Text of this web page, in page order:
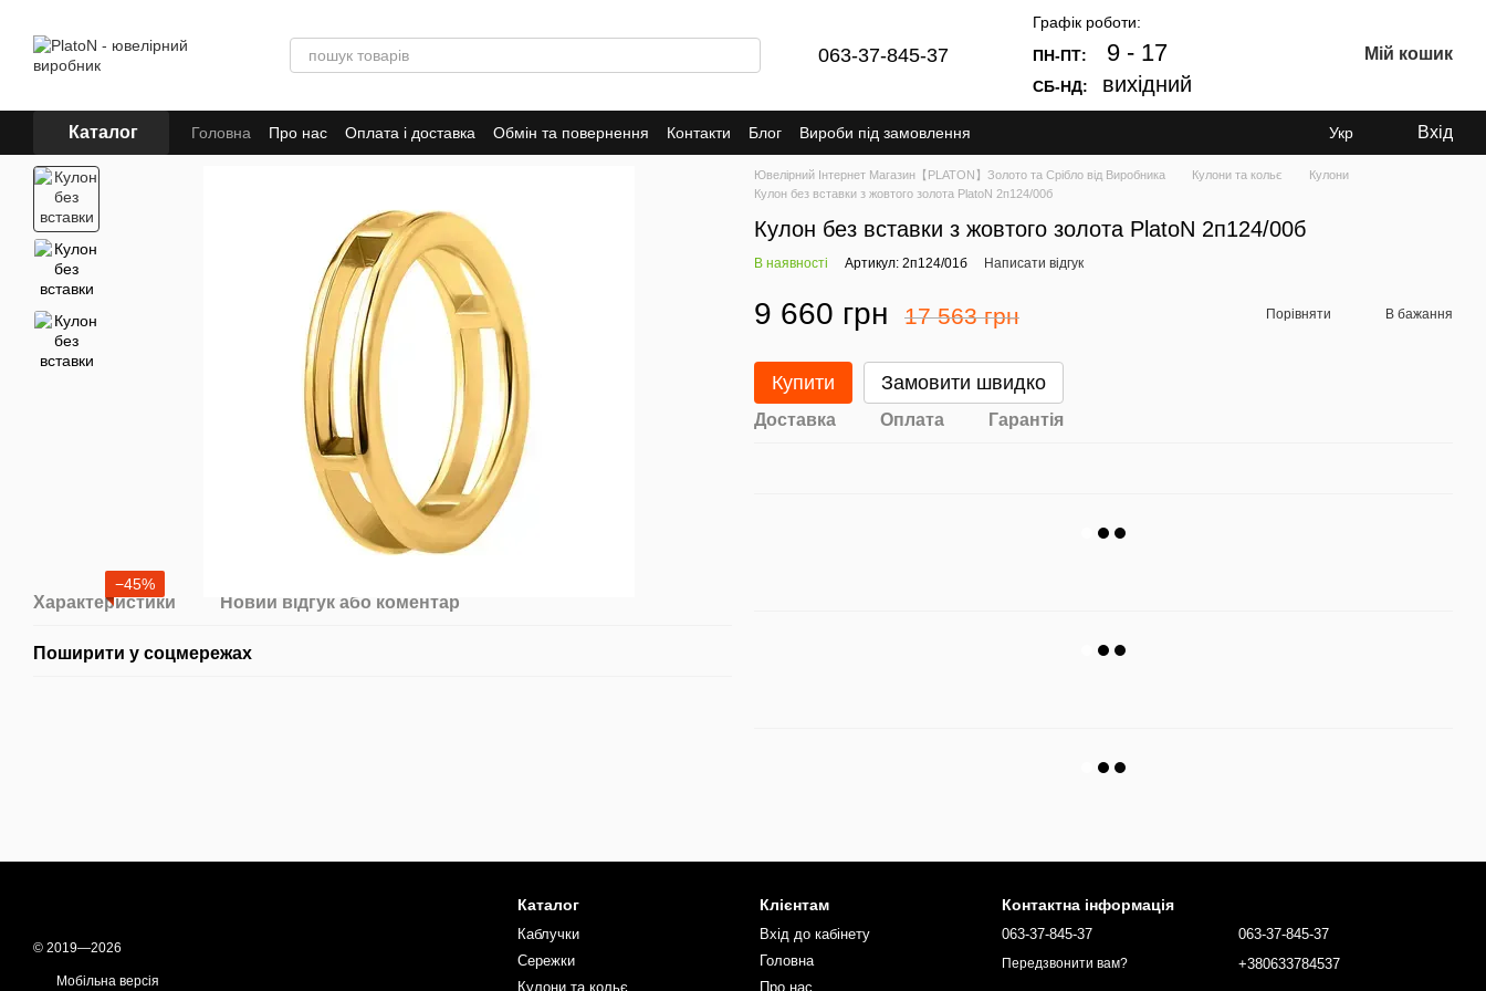
063-37-845-37
Графік роботи:
ПН-ПТ:
9 - 17
СБ-НД: вихідний
Мій кошик
Каталог Головна Про нас Оплата і доставка Обмін та повернення Контакти Блог Вироби під замовлення Укр Вхід
−45%
Характеристики Новий відгук або коментар
Поширити у соцмережах
Ювелірний Інтернет Магазин【PLATON】Золото та Срібло від Виробника Кулони та кольє
Кулони
Кулон без вставки з жовтого золота PlatoN 2п124/00б
Кулон без вставки з жовтого золота PlatoN 2п124/00б
В наявності Артикул: 2п124/01б Написати відгук
9 660 грн 17 563 грн Порівняти В бажання
Купити Замовити швидко
Доставка Оплата Гарантія
© 2019—2026
Мобільна версія
Каталог
Каблучки
Сережки
Кулони та кольє
Клієнтам
Вхід до кабінету
Головна
Про нас
Контактна інформація
063-37-845-37
Передзвонити вам?
063-37-845-37
+380633784537